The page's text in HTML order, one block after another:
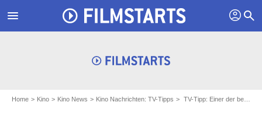
menu profil search
Home Kino Kino News Kino Nachrichten: TV-Tipps TV-Tipp: Einer der besten Sci-Fi-Actioner der Kinogeschichte – vom "Stirb langsam"-Macher